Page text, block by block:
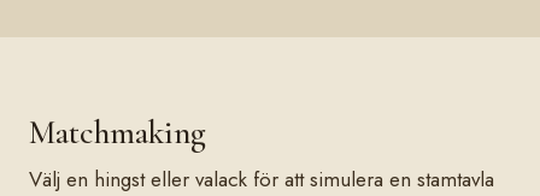
Matchmaking
Välj en hingst eller valack för att simulera en stamtavla